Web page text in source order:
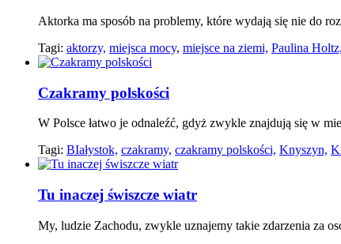
Aktorka ma sposób na problemy, które wydają się nie do
Tagi: aktorzy, miejsca mocy, miejsce na ziemi, Paulina Holtz,
Czakramy polskości
W Polsce łatwo je odnaleźć, gdyż zwykle znajdują się w
Tagi: BIałystok, czakramy, czakramy polskości, Knyszyn,
Tu inaczej świszcze wiatr
My, ludzie Zachodu, zwykle uznajemy takie zdarzenia za